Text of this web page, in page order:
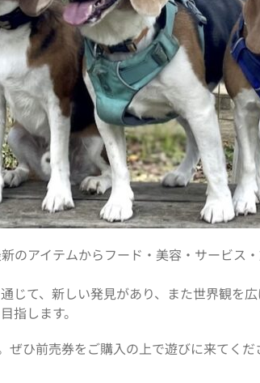
のアイテムからフード・美容・サービ
じて、新しい発見があり、また世界観を
指します。
ぜひ前売券をご購入の上で遊びに来てくだ